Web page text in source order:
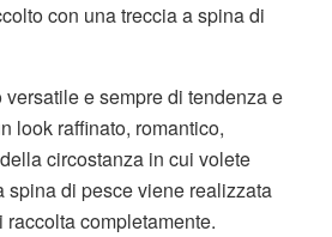
con una treccia a spina di
e sempre di tendenza e
look raffinato, romantico,
circostanza in cui volete
spina di pesce viene realizzata
completamente.